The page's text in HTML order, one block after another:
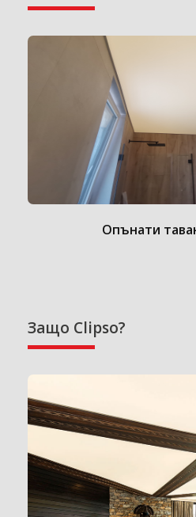
Опънати
Защо Clipso?